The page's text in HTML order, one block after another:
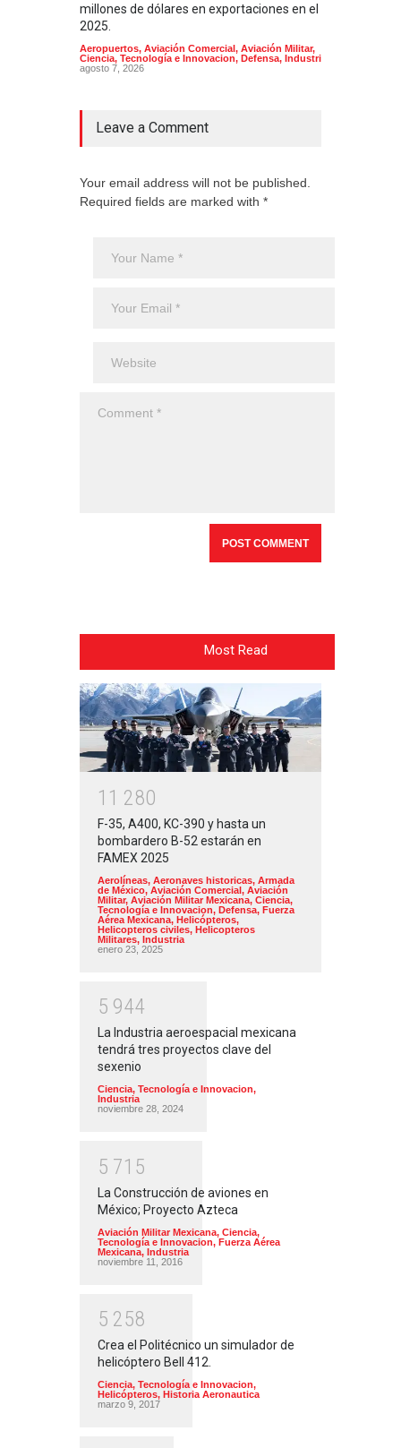
millones de dólares en exportaciones en el
2025.
Aeropuertos, Aviación Comercial, Aviación Militar,
Ciencia, Tecnología e Innovacion, Defensa, Industria
agosto 7, 2026
Leave a Comment
Your email address will not be published.
Required fields are marked with *
Most Read
1 1 280
F-35, A400, KC-390 y hasta un
bombardero B-52 estarán en
FAMEX 2025
Aerolíneas, Aeronaves historicas, Armada
de México, Aviación Comercial, Aviación
Militar, Aviación Militar Mexicana, Ciencia,
Tecnología e Innovacion, Defensa, Fuerza
Aérea Mexicana, Helicópteros,
Helicopteros civiles, Helicopteros
Militares, Industria
enero 23, 2025
5 944
La Industria aeroespacial mexicana
tendrá tres proyectos clave del
sexenio
Ciencia, Tecnología e Innovacion,
Industria
noviembre 28, 2024
5 71 5
La Construcción de aviones en
México; Proyecto Azteca
Aviación Militar Mexicana, Ciencia,
Tecnología e Innovacion, Fuerza Aérea
Mexicana, Industria
noviembre 11, 2016
5 258
Crea el Politécnico un simulador de
helicóptero Bell 412.
Ciencia, Tecnología e Innovacion,
Helicópteros, Historia Aeronautica
marzo 9, 2017